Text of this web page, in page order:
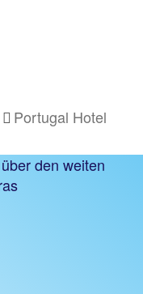
Portugal Hotel